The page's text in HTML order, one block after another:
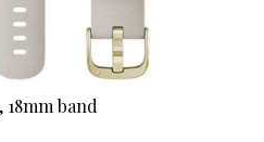
18mm band